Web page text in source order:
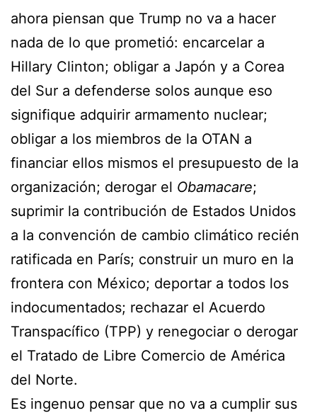
ahora piensan que Trump no va a hacer
nada de lo que prometió: encarcelar a
Hillary Clinton; obligar a Japón y a Corea
del Sur a defenderse solos aunque eso
signifique adquirir armamento nuclear;
obligar a los miembros de la OTAN a
financiar ellos mismos el presupuesto de la
organización; derogar el Obamacare;
suprimir la contribución de Estados Unidos
a la convención de cambio climático recién
ratificada en París; construir un muro en la
frontera con México; deportar a todos los
indocumentados; rechazar el Acuerdo
Transpacífico (TPP) y renegociar o derogar
el Tratado de Libre Comercio de América
del Norte.
Es ingenuo pensar que no va a cumplir sus